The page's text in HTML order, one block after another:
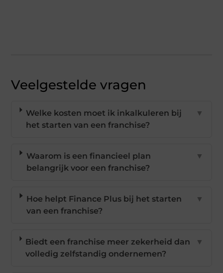
Veelgestelde vragen
Welke kosten moet ik inkalkuleren bij
het starten van een franchise?
▼
Waarom is een financieel plan
belangrijk voor een franchise?
▼
Hoe helpt Finance Plus bij het starten
van een franchise?
▼
Biedt een franchise meer zekerheid dan
volledig zelfstandig ondernemen?
▼